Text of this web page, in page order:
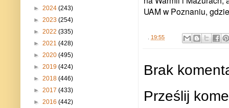
UAM w Poznaniu,
. 19:55
Brak
Prześlij
► 2024 (243)
► 2023 (254)
► 2022 (335)
► 2021 (428)
► 2020 (495)
► 2019 (424)
► 2018 (446)
► 2017 (433)
► 2016 (442)